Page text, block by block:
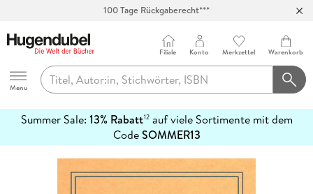
Abholung in über 100 Filialen
Hugendubel
Menu
Filiale Konto Merkzettel Warenkorb
Summer Sale: 13% Rabatt12auf viele Sortimente mit dem
CodeSOMMER13
erfahren